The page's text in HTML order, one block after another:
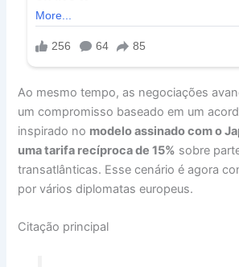
Ao mesmo tempo, as negociações
um compromisso baseado em um
inspirado no modelo assinado com o
uma tarifa recíproca de 15% sobre
transatlânticas. Esse cenário é agora
por vários diplomatas europeus.
Citação principal